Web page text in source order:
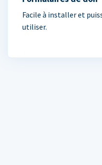
Facile à installer et
utiliser.